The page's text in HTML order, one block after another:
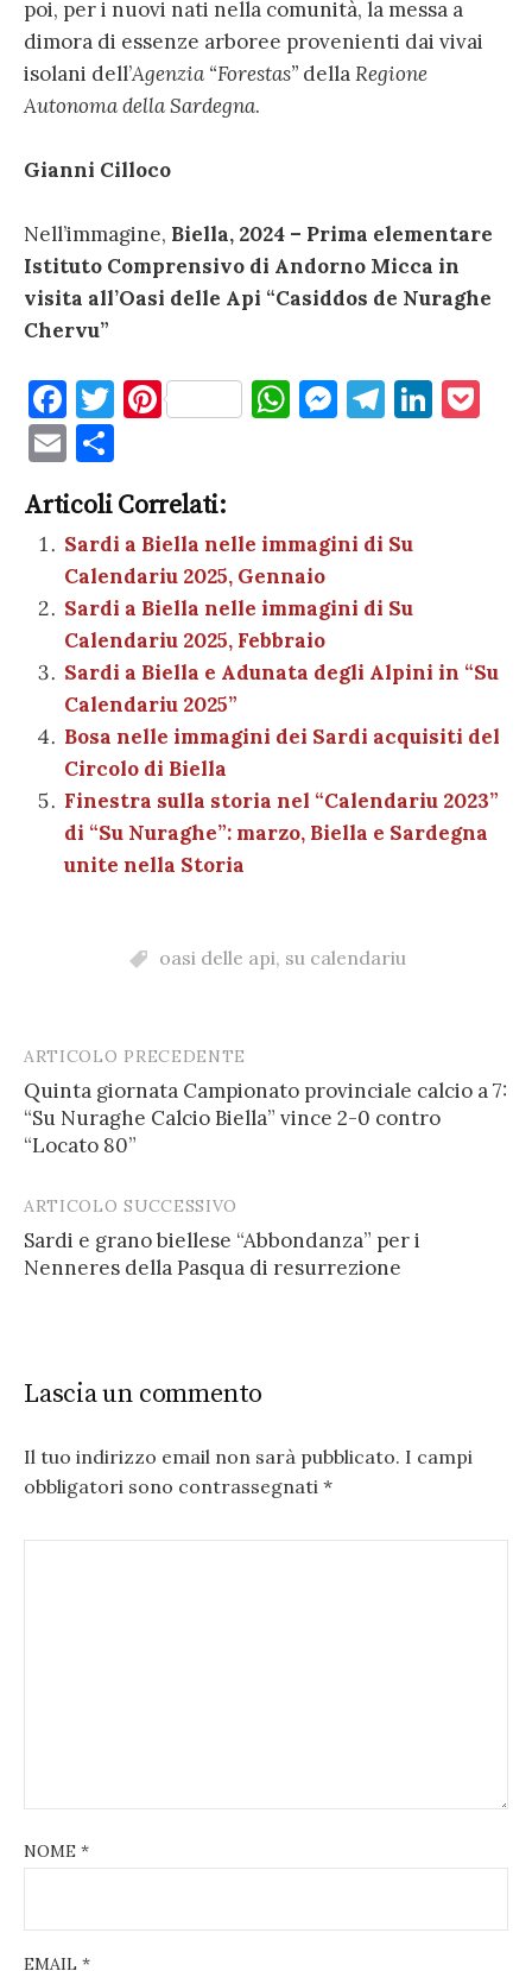
poi, per i nuovi nati nella comunità, la messa a
dimora di essenze arboree provenienti dai vivai
isolani dell’Agenzia “Forestas” dellaRegione
Autonoma della Sardegna.
Gianni Cilloco
Nell’immagine, Biella, 2024 – Prima elementare
Istituto Comprensivo di Andorno Micca in
visita all’Oasi delle Api “Casiddos de Nuraghe
Chervu”
F
a
c
e
b
o
o
k
T
te
r
Pi
es
t
W
A
p
p
M
g
er
T
a
m
Li
E
m
ai
l
n
di
vi
di
Articoli Correlati:
Sardi a Biella nelle immagini di Su
Calendariu 2025, Gennaio
Sardi a Biella nelle immagini di Su
Calendariu 2025, Febbraio
Sardi a Biella e Adunata degli Alpini in “Su
Calendariu 2025”
Bosa nelle immagini dei Sardi acquisiti del
Circolo di Biella
Finestra sulla storia nel “Calendariu 2023”
di “Su Nuraghe”: marzo, Biella e Sardegna
unite nella Storia
oasi delle api, su calendariu
Post
navigation
ARTICOLO PRECEDENTE
Quinta giornata Campionato provinciale calcio a 7:
“Su Nuraghe Calcio Biella” vince 2-0 contro
“Locato 80”
ARTICOLO SUCCESSIVO
Sardi e grano biellese “Abbondanza” per i
Nenneres della Pasqua di resurrezione
Lascia un commento
Il tuo indirizzo email non sarà pubblicato. I campi
obbligatori sono contrassegnati *
NOME *
EMAIL *